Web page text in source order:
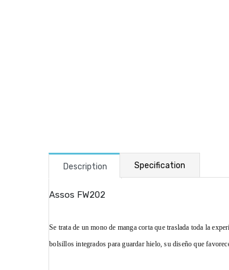
Description Specification
Assos FW202
Se trata de un mono de manga corta que traslada toda la
bolsillos integrados para guardar hielo, su diseño que